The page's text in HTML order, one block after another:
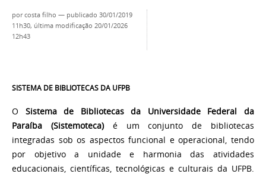
porcosta filho — publicado 30/01/2019
11h30, última modificação 20/01/2026
12h43
SISTEMA DE BIBLIOTECAS DA UFPB
O Sistema de Bibliotecas da Universidade Federal da
Paraíba (Sistemoteca)é um conjunto de bibliotecas
integradas sob os aspectos funcional e operacional, tendo
por objetivo a unidade e harmonia das atividades
educacionais, científicas, tecnológicas e culturais da UFPB.